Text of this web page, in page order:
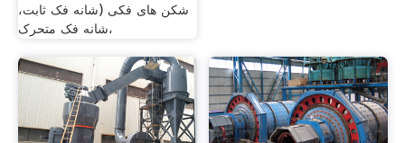
شکن های فکی (شانه فک ثابت،
شانه فک متحرک،